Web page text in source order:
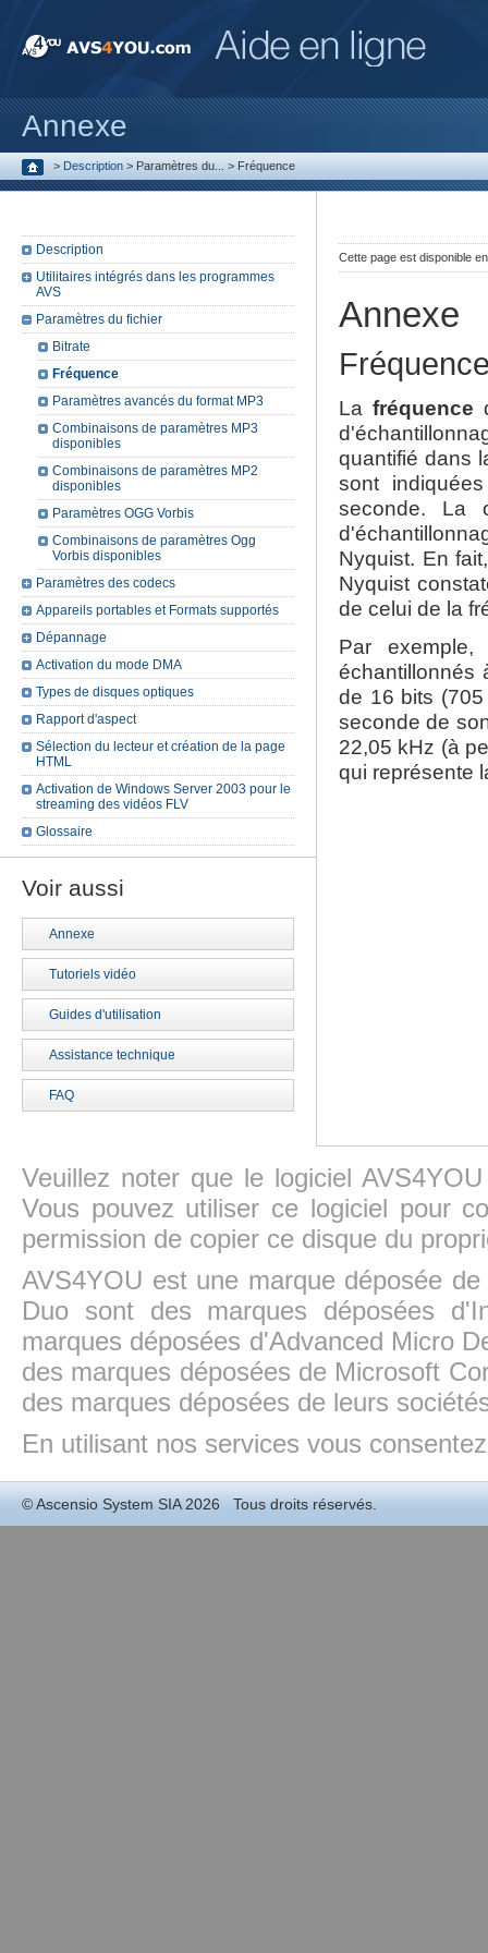
Annexe
> Description > Paramètres du... > Fréquence
Cette page est disponible
Annexe
La fréquence
quantifié dans
sont
seconde. La
Nyquist. En
Nyquist
de celui de la
Par
échantillonnés
de 16 bits
seconde de
22,05 kHz (à
qui représente
Description
Utilitaires intégrés dans les programmes
AVS
Paramètres du fichier
Bitrate
Fréquence
Paramètres avancés du format MP3
Combinaisons de paramètres MP3
disponibles
Combinaisons de paramètres MP2
disponibles
Paramètres OGG Vorbis
Combinaisons de paramètres Ogg
Vorbis disponibles
Paramètres des codecs
Appareils portables et Formats supportés
Dépannage
Activation du mode DMA
Types de disques optiques
Rapport d'aspect
Sélection du lecteur et création de la page
HTML
Activation de Windows Server 2003 pour le
streaming des vidéos FLV
Glossaire
Voir aussi
Annexe
Tutoriels vidéo
Guides d'utilisation
Assistance technique
FAQ
Veuillez noter que le logiciel
Vous pouvez utiliser ce logiciel pour
permission de copier ce disque du
AVS4YOU est une marque déposée
Duo sont des marques déposées
marques déposées d'Advanced Micro
des marques déposées de Microsoft
des marques déposées de leurs
En utilisant nos services vous
©Ascensio System SIA2026 Tous droits réservés.